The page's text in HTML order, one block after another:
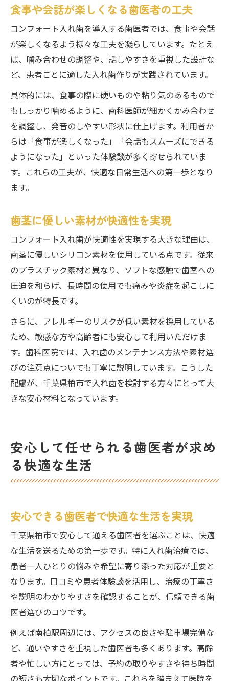
食事や会話が楽しくなる歯医者の工夫
コンフォート入れ歯を導入する歯医者では、食事や会話
が楽しくなるよう様々な工夫を凝らしています。たとえ
ば、噛み合わせの調整や、話しやすさを重視した設計な
ど、患者ごとに適した入れ歯作りが実践されています。
具体的には、食事の際に硬いものや粘り気のあるもので
もしっかり噛めるように、歯科医師が細かくかみ合わせ
を調整し、発音のしやすい形状に仕上げます。利用者か
らは「食事が楽しくなった」「会話もスムーズにできる
ようになった」といった体験談が多く寄せられていま
す。これらの工夫が、快適な日常生活への第一歩となり
ます。
歯茎に優しい素材が快適性を実現
コンフォート入れ歯が快適性を実現する大きな理由は、
歯茎に優しいシリコン素材を使用している点です。従来
のプラスチック素材と異なり、ソフトな感触で歯茎への
圧迫を和らげ、長時間の使用でも痛みや炎症を起こしに
くいのが特長です。
さらに、アレルギーのリスクが低い素材を採用している
ため、敏感な方や高齢者にも安心して利用いただけま
す。歯科医院では、入れ歯のメンテナンス方法や素材選
びの注意点についても丁寧に説明しています。こうした
配慮が、千葉県柏市で入れ歯を検討する方々にとって大
きな安心材料となっています。
安心して任せられる歯医者が求め
る快適な生活
安心できる歯医者で快適な生活を実現
千葉県柏市で安心して通える歯医者を選ぶことは、快適
な生活を送るための第一歩です。特に入れ歯治療では、
患者一人ひとりの悩みや希望に寄り添った対応が重要と
なります。口コミや患者体験談を活用し、治療の丁寧さ
や説明のわかりやすさを確認することが、信頼できる歯
医者選びのコツです。
例えば南柏駅周辺には、アクセスの良さや駐車場完備な
ど、通いやすさを重視した歯医者も多くあります。高齢
者や忙しい方にとっては、予約の取りやすさや待ち時間